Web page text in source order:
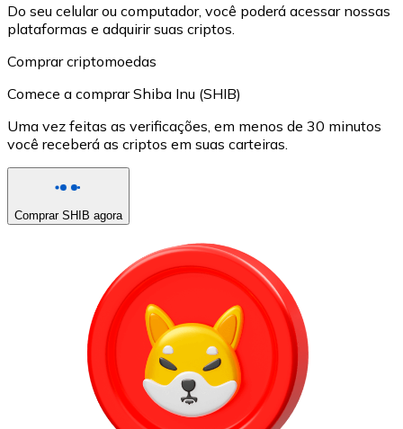
Do seu celular ou computador, você poderá acessar nossas
plataformas e adquirir suas criptos.
Comprar criptomoedas
Comece a comprar Shiba Inu (SHIB)
Uma vez feitas as verificações, em menos de 30 minutos
você receberá as criptos em suas carteiras.
Comprar SHIB agora